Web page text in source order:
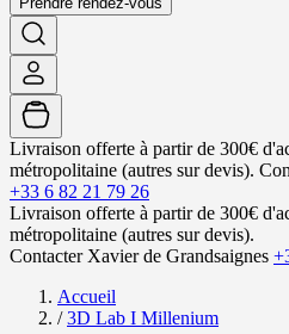
Livraison offerte à partir de 300€
métropolitaine (autres sur devis).
+33 6 82 21 79 26
Livraison offerte à partir de 300€
métropolitaine (autres sur devis).
Contacter Xavier de Grandsaignes
Accueil
/ 3D Lab I Millenium